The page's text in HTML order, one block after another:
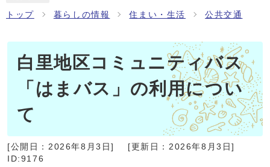
トップ 暮らしの情報 住まい・生活 公共交通
白里地区コミュニティバス
「はまバス」の利用につい
て
[公開日： 2026年8月3日] [更新日： 2026年8月3日]
ID:9176